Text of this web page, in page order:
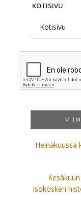
KOTISIVU
Heinäkuussa
Isokosken